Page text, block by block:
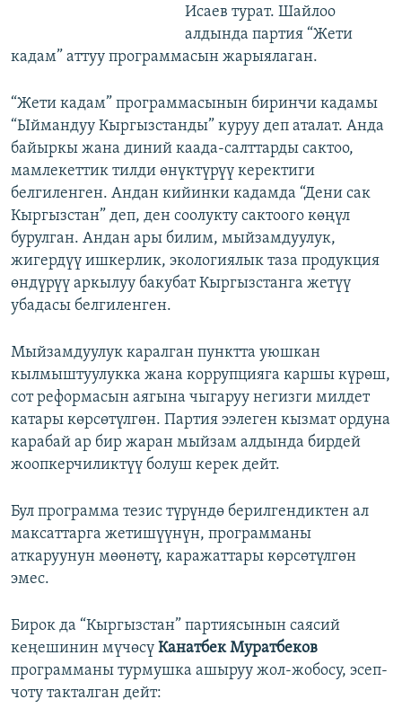
Исаев турат. Шайлоо
алдында партия “Жети
кадам” аттуу программасын жарыялаган.
“Жети кадам” программасынын биринчи кадамы
“Ыймандуу Кыргызстанды” куруу деп аталат. Анда
байыркы жана диний каада-салттарды сактоо,
мамлекеттик тилди өнүктүрүү керектиги
белгиленген. Андан кийинки кадамда “Дени сак
Кыргызстан” деп, ден соолукту сактоого көңүл
бурулган. Андан ары билим, мыйзамдуулук,
жигердүү ишкерлик, экологиялык таза продукция
өндүрүү аркылуу бакубат Кыргызстанга жетүү
убадасы белгиленген.
Мыйзамдуулук каралган пунктта уюшкан
кылмыштуулукка жана коррупцияга каршы күрөш,
сот реформасын аягына чыгаруу негизги милдет
катары көрсөтүлгөн. Партия ээлеген кызмат ордуна
карабай ар бир жаран мыйзам алдында бирдей
жоопкерчиликтүү болуш керек дейт.
Бул программа тезис түрүндө берилгендиктен ал
максаттарга жетишүүнүн, программаны
аткаруунун мөөнөтү, каражаттары көрсөтүлгөн
эмес.
Бирок да “Кыргызстан” партиясынын саясий
кеңешинин мүчөсү Канатбек Муратбеков
программаны турмушка ашыруу жол-жобосу, эсеп-
чоту такталган дейт: